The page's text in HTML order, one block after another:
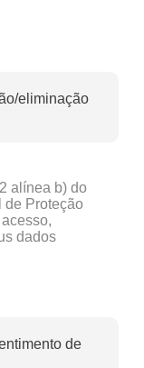
eliminação
alínea b) do
de Proteção
dados
de